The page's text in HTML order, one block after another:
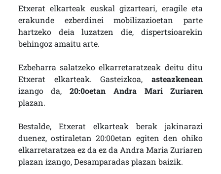
Etxerat elkarteak euskal gizarteari, eragile eta
erakunde ezberdinei mobilizazioetan parte
hartzeko deia luzatzen die, dispertsioarekin
behingoz amaitu arte.
Ezbeharra salatzeko elkarretaratzeak deitu ditu
Etxerat elkarteak. Gasteizkoa,asteazkenean
izango da,20:0oetan Andra Mari Zuriaren
plazan.
Bestalde, Etxerat elkarteak berak jakinarazi
duenez, ostiraletan 20:00etan egiten den ohiko
elkarretaratzea ez da ez da Andra Maria Zuriaren
plazan izango, Desamparadas plazan baizik.